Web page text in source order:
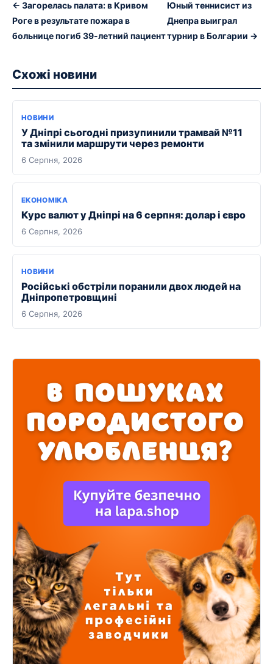
← Загорелась палата: в Кривом
Роге в результате пожара в
больнице погиб 39-летний пациент
Юный теннисист из
Днепра выиграл
турнир в Болгарии →
Схожі новини
НОВИНИ
У Дніпрі сьогодні призупинили трамвай №11
та змінили маршрути через ремонти
6 Серпня, 2026
ЕКОНОМІКА
Курс валют у Дніпрі на 6 серпня: долар і євро
6 Серпня, 2026
НОВИНИ
Російські обстріли поранили двох людей на
Дніпропетровщині
6 Серпня, 2026